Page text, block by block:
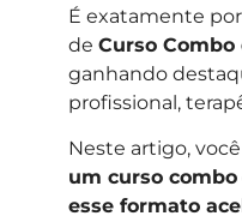
É exatamente
de Curso Combo
ganhando
profissional,
Neste artigo,
um curso combo
esse formato